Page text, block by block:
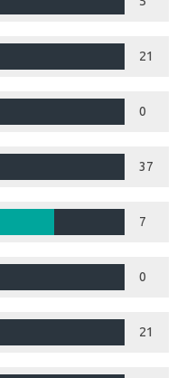
21
0
37
7
0
21